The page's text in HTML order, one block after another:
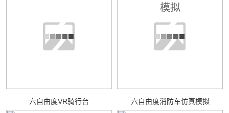
六自由度VR骑行台 六自由度消防车仿真模拟